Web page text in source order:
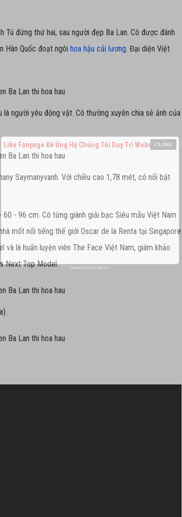
đứng thứ hai, sau người đẹp Ba Lan. Cô được đánh
Hàn Quốc đoạt ngôi hoa hậu cải lương. Đại diện Việt
người yêu động vật. Cô thường xuyên chia sẻ ảnh của
Saymanyvanh. Với chiều cao 1,78 mét, cô nổi bật
- 96 cm. Cô từng giành giải bạc Siêu mẫu Việt Nam
mốt nổi tiếng thế giới Oscar de la Renta tại Singapore
và là huấn luyện viên The Face Việt Nam, giám khảo
Next Top Model.
Like Fanpage Để Ủng Hộ Chúng Tôi Duy Trì Website
Powered by netcore.vn